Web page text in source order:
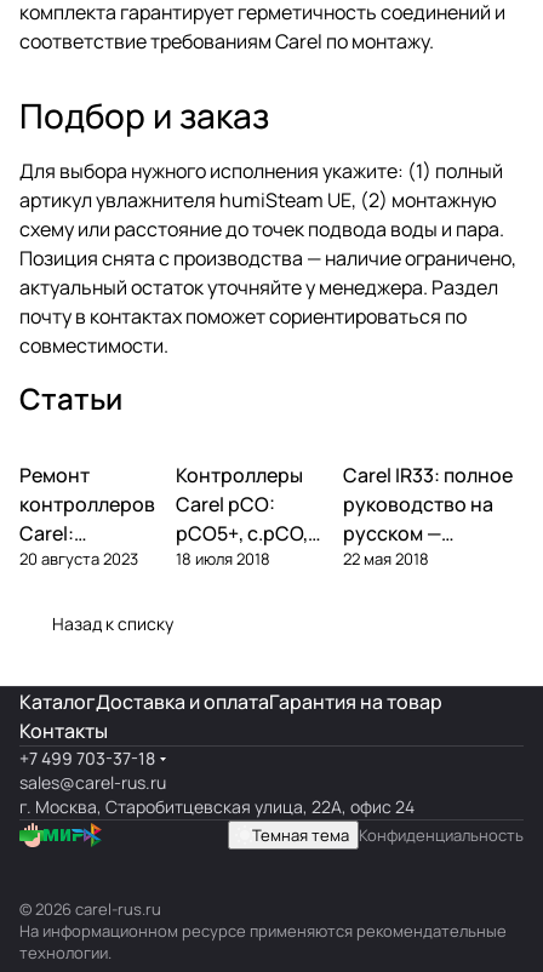
комплекта гарантирует герметичность соединений и
соответствие требованиям Carel по монтажу.
Подбор и заказ
Для выбора нужного исполнения укажите: (1) полный
артикул увлажнителя humiSteam UE, (2) монтажную
схему или расстояние до точек подвода воды и пара.
Позиция снята с производства — наличие ограничено,
актуальный остаток уточняйте у менеджера. Раздел
почту в контактахпоможет сориентироваться по
совместимости.
Статьи
Автоматика и
контроллеры
Ремонт
контроллеров
Carel:
диагностика
поломок и
20 августа 2023
Автоматика и
контроллеры
Контроллеры
Carel pCO:
pCO5+, c.pCO,
pCO mini —
18 июля 2018
Автоматика и
контроллеры
Carel IR33: полное
руководство на
русском —
параметры,
22 мая 2018
Назад к списку
КаталогДоставка и оплатаГарантия на товар
Контакты
+7 499 703-37-18
sales@carel-rus.ru
г. Москва, Старобитцевская улица, 22А, офис 24
Темная тема Конфиденциальность
© 2026 carel-rus.ru
На информационном ресурсе применяются рекомендательные
технологии.